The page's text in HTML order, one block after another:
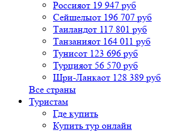
Россияот 19 947 руб
Сейшелыот 196 707 руб
Таиландот 117 801 руб
Танзанияот 164 011 руб
Тунисот 123 696 руб
Турцияот 56 570 руб
Шри-Ланкаот 128 389 руб
Все страны
Туристам
Где купить
Купить тур онлайн